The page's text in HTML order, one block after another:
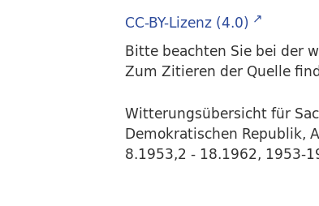
CC-BY-Lizenz (4.0)
Bitte beachten Sie bei der
Zum Zitieren der Quelle
Witterungsübersicht für
Demokratischen Republik,
8.1953,2 - 18.1962, 1953-